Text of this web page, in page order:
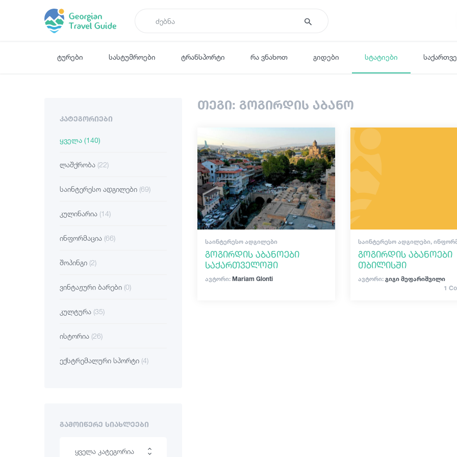
ტურები სასტუმროები ტრანსპორტი რა ვნახოთ გიდები სტატიები
ᲙᲐᲢᲔᲒᲝᲠᲘᲔᲑᲘ
ყველა (140)
ლაშქრობა (22)
საინტერესო ადგილები (69)
კულინარია (14)
ინფორმაცია (66)
შოპინგი (2)
ვინტაჟური ბარები (0)
კულტურა (35)
ისტორია (26)
ექსტრემალური სპორტი (4)
ᲒᲐᲛᲝᲘᲬᲔᲠᲔ ᲡᲘᲐᲮᲚᲔᲔᲑᲘ
ყველა კატეგორია
თეგი: გოგირდის აბანო
ᲡᲐᲘᲜᲢᲔᲠᲔᲡᲝ ᲐᲓᲒᲘᲚᲔᲑᲘ
გოგირდის აბანოები
საქართველოში
ავტორი: Mariam Glonti
ᲡᲐᲘᲜᲢᲔᲠᲔᲡᲝ ᲐᲓᲒᲘᲚᲔᲑᲘ,
გოგირდის აბანოები
თბილისში
ავტორი:გიგი მეფარიშვილი
1